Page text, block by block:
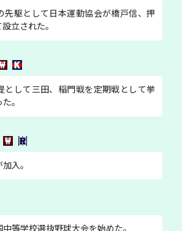
先駆として日本運動協会が橋戸信、押
立された。
として三田、稲門戦を定期戦として挙
。
入。
等学校選抜野球大会を始めた。